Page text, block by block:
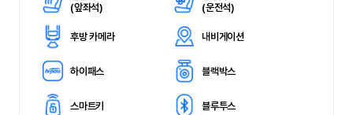
(앞좌석)
(운전석)
후방 카메라 내비게이션
하이패스 블랙박스
스마트키 블루투스